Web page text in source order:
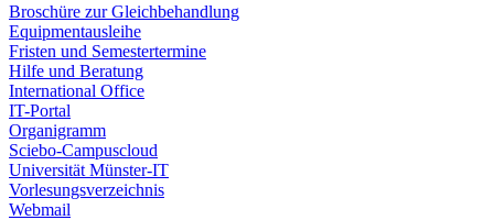
Broschüre zur Gleichbehandlung
Equipmentausleihe
Fristen und Semestertermine
Hilfe und Beratung
International Office
IT-Portal
Organigramm
Sciebo-Campuscloud
Universität Münster-IT
Vorlesungsverzeichnis
Webmail